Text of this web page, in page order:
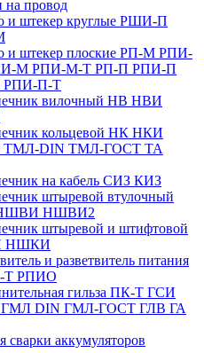
на провод
и штекер круглые РШИ-П
и штекер плоские РП-М РПИ-
М РПИ-М-Т РП-П РПИ-П
П-Т
вилочный НВ НВИ
кольцевой НК НКИ
DIN ТМЛ-ГОСТ ТА
на кабель СИЗ КИЗ
штыревой втулочный
НШВИ2
штыревой и штифтовой
НШКИ
и разветвитель питания
Т РПИО
гильза ПК-Т ГСИ
DIN ГМЛ-ГОСТ ГЛВ ГА
сварки аккумуляторов